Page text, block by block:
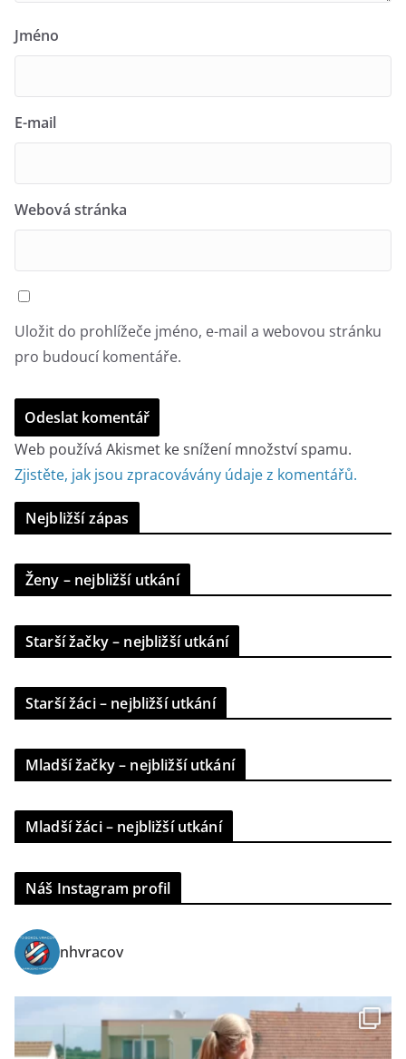
Jméno
E-mail
Webová stránka
Uložit do prohlížeče jméno, e-mail a webovou stránku
pro budoucí komentáře.
Web používá Akismet ke snížení množství spamu.
Zjistěte, jak jsou zpracovávány údaje z komentářů.
Nejbližší zápas
Ženy – nejbližší utkání
Starší žačky – nejbližší utkání
Starší žáci – nejbližší utkání
Mladší žačky – nejbližší utkání
Mladší žáci – nejbližší utkání
Náš Instagram profil
nhvracov